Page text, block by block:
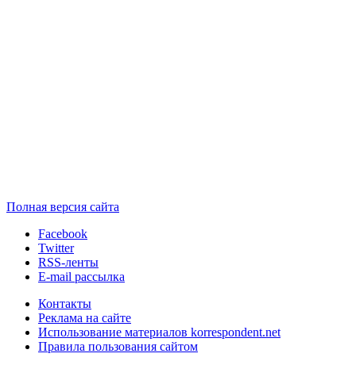
Полная версия сайта
Facebook
Twitter
RSS-ленты
E-mail рассылка
Контакты
Реклама на сайте
Использование материалов korrespondent.net
Правила пользования сайтом